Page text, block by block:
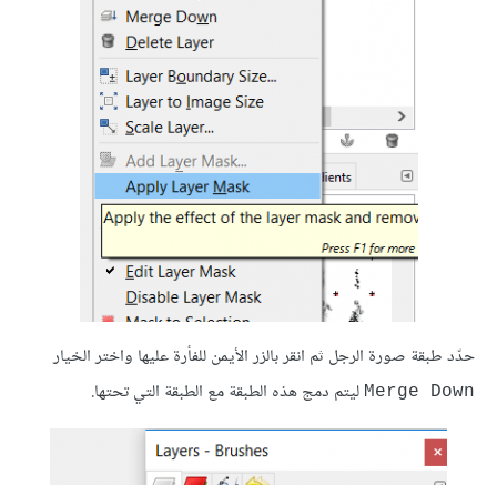
حدّد طبقة صورة الرجل ثم انقر بالزر الأيمن للفأرة عليها واختر الخيار
Merge Down ليتم دمج هذه الطبقة مع الطبقة التي تحتها.